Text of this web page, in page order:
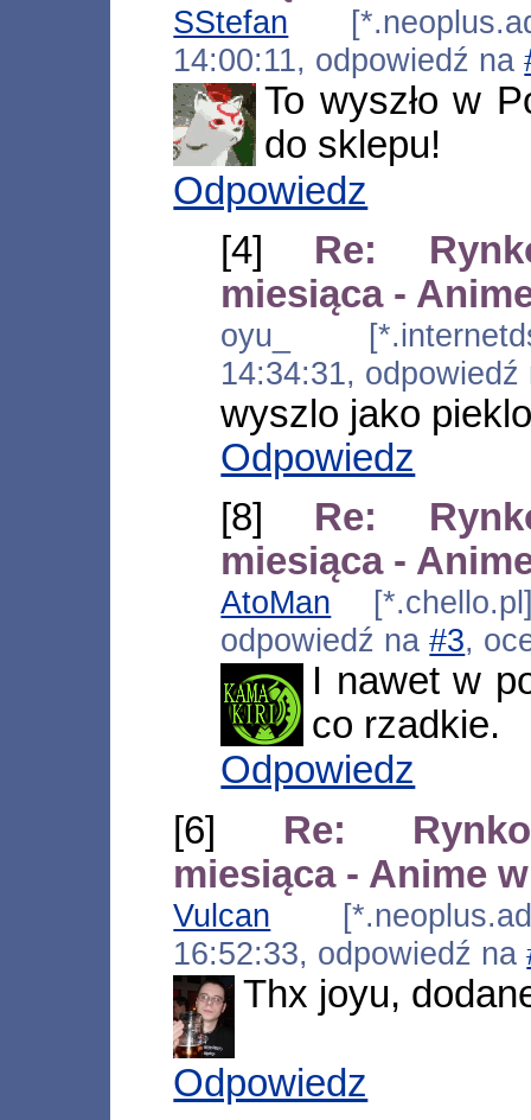
SStefan
14:00:11, odpowiedź na
To wyszło w
do sklepu!
Odpowiedz
[4] Re:
miesiąca -
oyu_
14:34:31,
wyszlo jako
Odpowiedz
[8] Re:
miesiąca -
AtoMan
odpowiedź na#3,
I nawet w
co rzadkie.
Odpowiedz
[6] Re:
miesiąca - Anime
Vulcan
16:52:33, odpowiedź na
Thx joyu,
Odpowiedz